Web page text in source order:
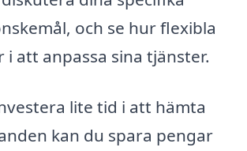
och se hur flexibla
att anpassa sina tjänster.
lite tid i att hämta
kan du spara pengar